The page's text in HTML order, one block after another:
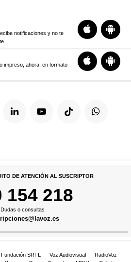
notificaciones y no te
impreso, ahora, en formato
DE ATENCIÓN AL SUSCRIPTOR
154 218
Dudas o consultas
Fundación SRFL Voz Audiovisual
RadioVoz